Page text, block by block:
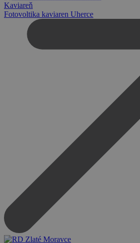
Kaviareň
Fotovoltika kaviaren Uherce